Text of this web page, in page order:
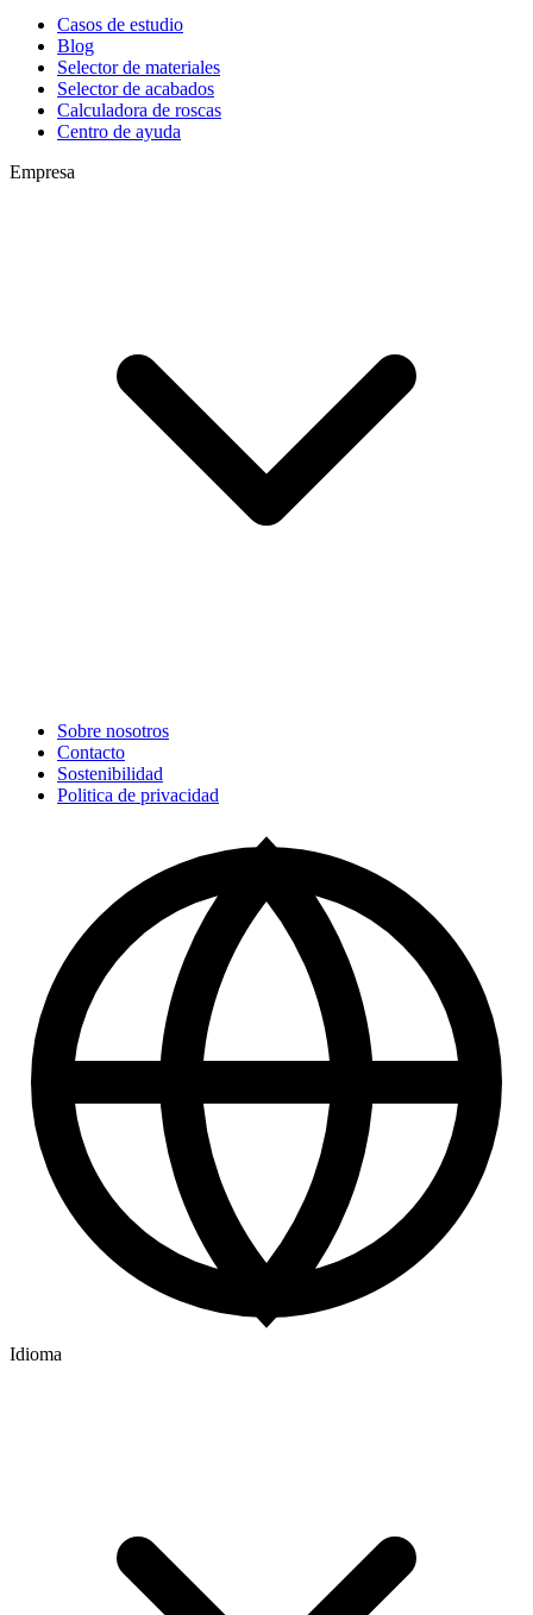
Casos de estudio
Blog
Selector de materiales
Selector de acabados
Calculadora de roscas
Centro de ayuda
Empresa
Sobre nosotros
Contacto
Sostenibilidad
Politica de privacidad
Idioma